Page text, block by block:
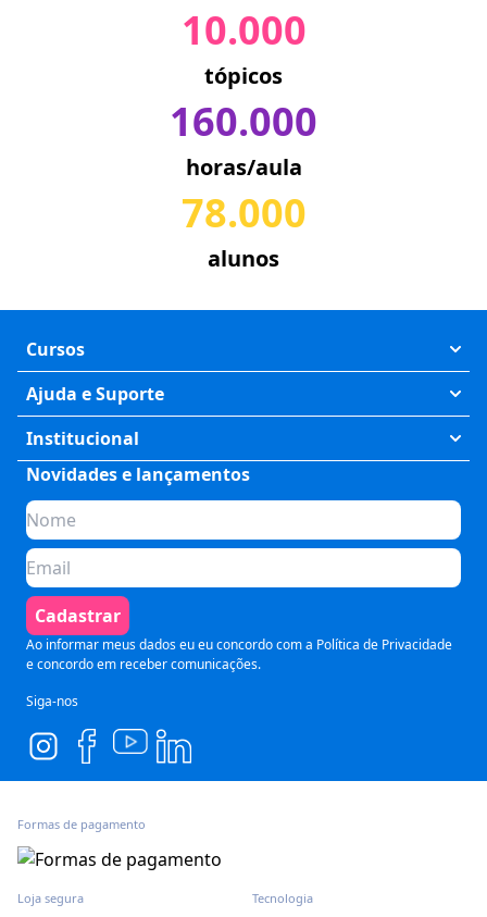
10.000
tópicos
160.000
horas/aula
78.000
alunos
Cursos
Exatas
Humanas
Saúde
Tecnologia
Preparatórios
Comunicação
Pós Graduação
Ajuda e Suporte
Meus Cursos
Fale Conosco
Perguntas Frequentes
Formas de Pagamento
Política de Cancelamento
Termos de Uso
Segurança e Privacidade
Institucional
Quem somos
Planos de assinatura
Para Empresas
Seja um parceiro
Blog
Novidades e lançamentos
Cadastrar
Ao informar meus dados eu eu concordo com a Política de Privacidade
e concordo em receber comunicações.
Siga-nos
Formas de pagamento
Loja segura Tecnologia